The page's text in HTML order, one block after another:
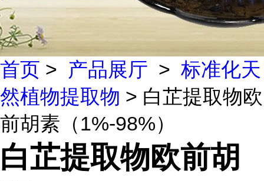
首页 > 产品展厅 > 标准化天
然植物提取物 > 白芷提取物欧
前胡素（1%-98%）
白芷提取物欧前胡